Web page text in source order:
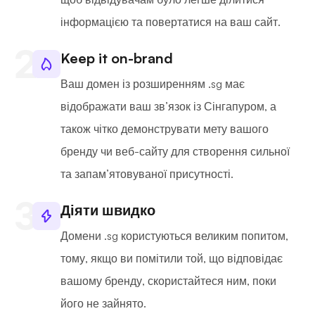
інформацією та повертатися на ваш сайт.
Keep it on-brand
Ваш домен із розширенням .sg має
відображати ваш зв’язок із Сінгапуром, а
також чітко демонструвати мету вашого
бренду чи веб-сайту для створення сильної
та запам’ятовуваної присутності.
Діяти швидко
Домени .sg користуються великим попитом,
тому, якщо ви помітили той, що відповідає
вашому бренду, скористайтеся ним, поки
його не зайнято.